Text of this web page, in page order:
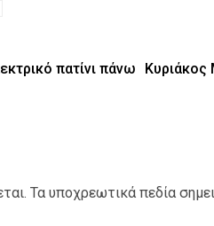
πατίνι πάνω
Κυριάκος
Τα υποχρεωτικά πεδία